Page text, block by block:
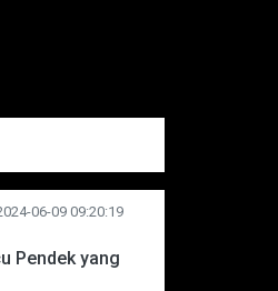
06-09 09:20:19
Pendek yang